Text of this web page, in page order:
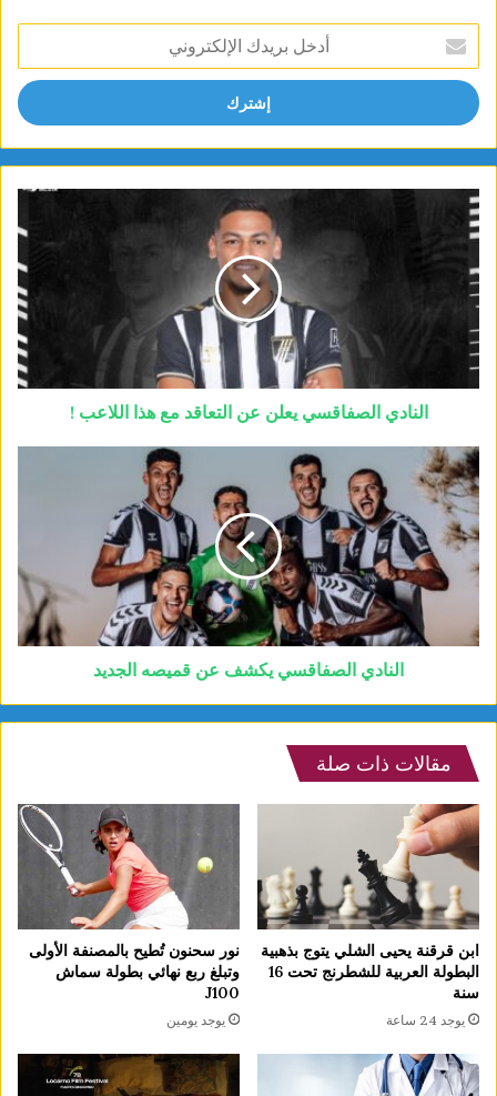
بريدك
الإلكتروني
النادي الصفاقسي يعلن عن التعاقد مع هذا اللاعب !
النادي الصفاقسي يكشف عن قميصه الجديد
مقالات ذات صلة
ابن قرقنة يحيى الشلي يتوج بذهبية
البطولة العربية للشطرنج تحت 16
سنة
يوجد 24 ساعة
نور سحنون تُطيح بالمصنفة الأولى
وتبلغ ربع نهائي بطولة سماش
J100
يوجد يومين